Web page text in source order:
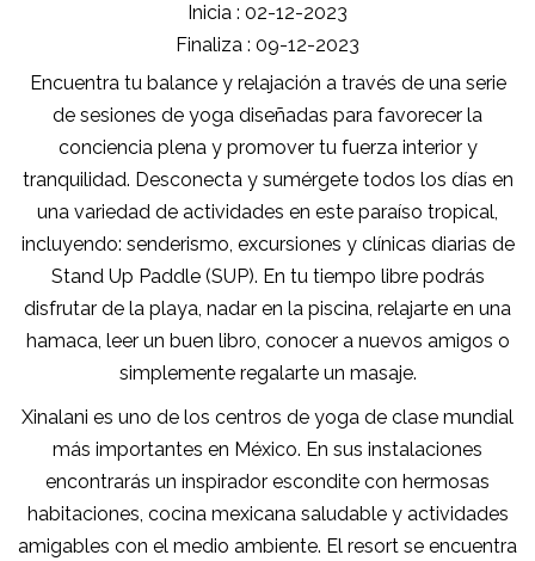
Inicia : 02-12-2023
Finaliza : 09-12-2023
Encuentra tu balance y relajación a través de una serie
de sesiones de yoga diseñadas para favorecer la
conciencia plena y promover tu fuerza interior y
tranquilidad. Desconecta y sumérgete todos los días en
una variedad de actividades en este paraíso tropical,
incluyendo: senderismo, excursiones y clínicas diarias de
Stand Up Paddle (SUP). En tu tiempo libre podrás
disfrutar de la playa, nadar en la piscina, relajarte en una
hamaca, leer un buen libro, conocer a nuevos amigos o
simplemente regalarte un masaje.
Xinalani es uno de los centros de yoga de clase mundial
más importantes en México. En sus instalaciones
encontrarás un inspirador escondite con hermosas
habitaciones, cocina mexicana saludable y actividades
amigables con el medio ambiente. El resort se encuentra